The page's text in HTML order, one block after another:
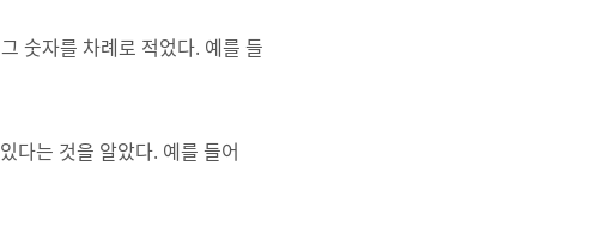
숫자를 차례로 적었다. 예를 들
다는 것을 알았다. 예를 들어